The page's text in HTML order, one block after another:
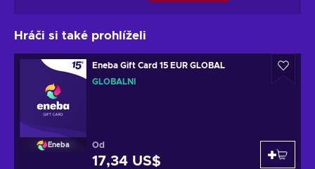
Hráči si také prohlíželi
Eneba
Eneba Gift Card 15 EUR GLOBAL
GLOBÁLNÍ
Od
17,34 US$